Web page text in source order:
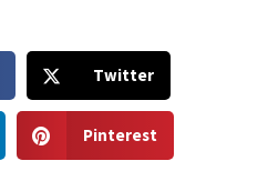
h
Twitter
h
Pinterest